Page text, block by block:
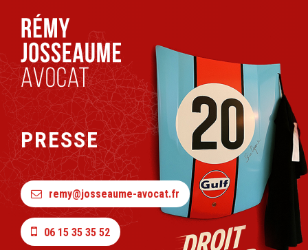
PRESSE
remy@josseaume-avocat.fr
06 15 35 35 52